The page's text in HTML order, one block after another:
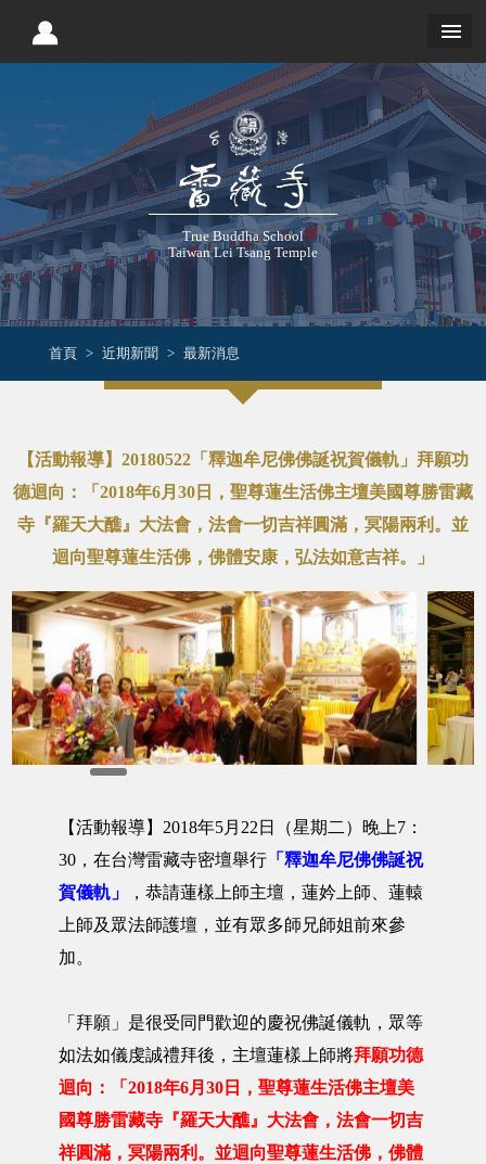
True Buddha School
Taiwan Lei Tsang Temple
首頁 近期新聞 最新消息
【活動報導】20180522「釋迦牟尼佛佛誕祝賀儀軌」拜願功
德迴向：「2018年6月30日，聖尊蓮生活佛主壇美國尊勝雷藏
寺『羅天大醮』大法會，法會一切吉祥圓滿，冥陽兩利。並
迴向聖尊蓮生活佛，佛體安康，弘法如意吉祥。」
【活動報導】2018年5月22日（星期二）晚上7：
30，在台灣雷藏寺密壇舉行「釋迦牟尼佛佛誕祝
賀儀軌」
，恭請蓮樣上師主壇，蓮妗上師、蓮轅
上師及眾法師護壇，並有眾多師兄師姐前來參
加。
「拜願」是很受同門歡迎的慶祝佛誕儀軌，眾等
如法如儀虔誠禮拜後，主壇蓮樣上師將拜願功德
迴向：「2018年6月30日，聖尊蓮生活佛主壇美
國尊勝雷藏寺『羅天大醮』大法會，法會一切吉
祥圓滿，冥陽兩利。並迴向聖尊蓮生活佛，佛體